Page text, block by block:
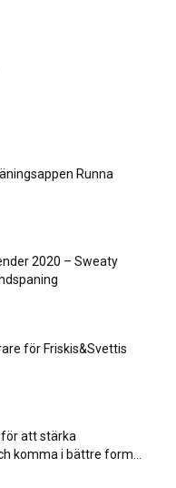
Runna
2020 – Sweaty
för Friskis&Svettis
för att stärka
komma i bättre form...